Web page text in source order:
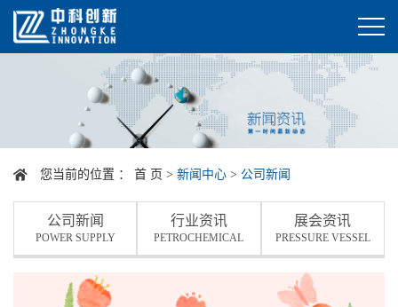
您当前的位置 ： 首 页 > 新闻中心 > 公司新闻
公司新闻
POWER SUPPLY
行业资讯
PETROCHEMICAL
展会资讯
PRESSURE VESSEL